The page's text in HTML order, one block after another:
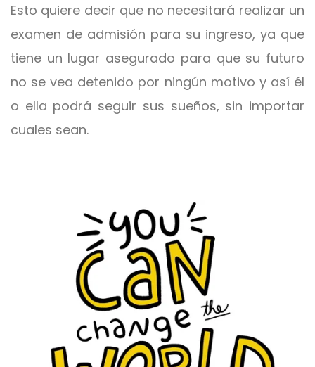
Esto quiere decir que no necesitará realizar un
examen de admisión para su ingreso, ya que
tiene un lugar asegurado para que su futuro
no se vea detenido por ningún motivo y así él
o ella podrá seguir sus sueños, sin importar
cuales sean.